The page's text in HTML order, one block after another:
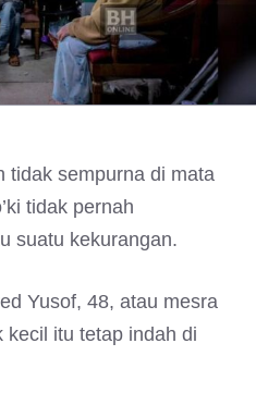
tidak sempurna di mata
tidak pernah
suatu kekurangan.
Yusof, 48, atau mesra
kecil itu tetap indah di